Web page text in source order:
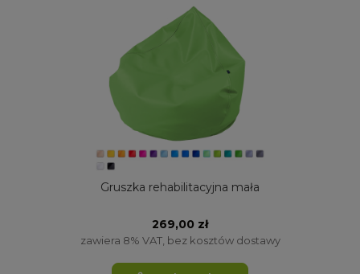
Gruszka rehabilitacyjna mała
269,00 zł
zawiera 8% VAT, bez kosztów dostawy